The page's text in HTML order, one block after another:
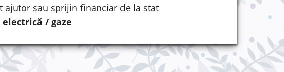
ajutor sau sprijin financiar de la stat
/ gaze